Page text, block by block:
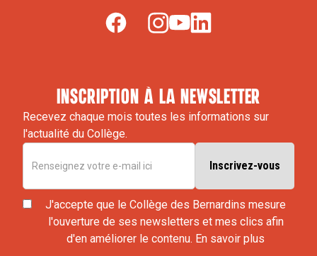
inscription à la newsletter
Recevez chaque mois toutes les informations sur
l'actualité du Collège.
J'accepte que le Collège des Bernardins mesure
l'ouverture de ses newsletters et mes clics afin
d'en améliorer le contenu. En savoir plus